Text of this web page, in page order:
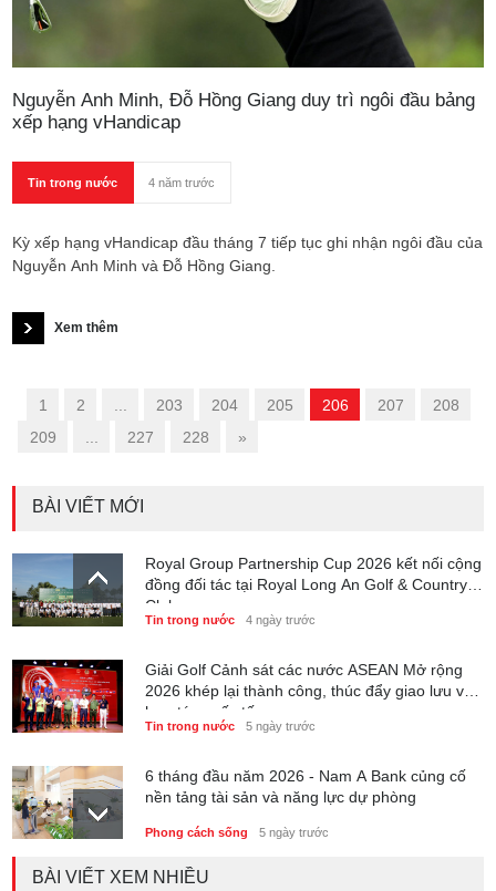
Nguyễn Anh Minh, Đỗ Hồng Giang duy trì ngôi đầu bảng
xếp hạng vHandicap
Tin trong nước 4 năm trước
Kỳ xếp hạng vHandicap đầu tháng 7 tiếp tục ghi nhận ngôi đầu của
Nguyễn Anh Minh và Đỗ Hồng Giang.
Xem thêm
1 2 203 204 205 206 207
208
209
227 228 »
BÀI VIẾT MỚI
Royal Group Partnership Cup 2026 kết nối cộng
đồng đối tác tại Royal Long An Golf & Country
Club
Tin trong nước 4 ngày trước
Giải Golf Cảnh sát các nước ASEAN Mở rộng
2026 khép lại thành công, thúc đẩy giao lưu và
hợp tác quốc tế
Tin trong nước 5 ngày trước
6 tháng đầu năm 2026 - Nam A Bank củng cố
nền tảng tài sản và năng lực dự phòng
Phong cách sống 5 ngày trước
Thành lập Trung tâm Giải mã lượng tử Quang
BÀI VIẾT XEM NHIỀU